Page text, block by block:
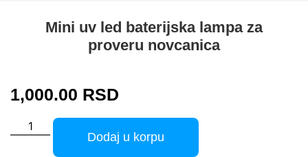
Mini uv led baterijska lampa za
proveru novcanica
1,000.00 RSD
Dodaj u korpu